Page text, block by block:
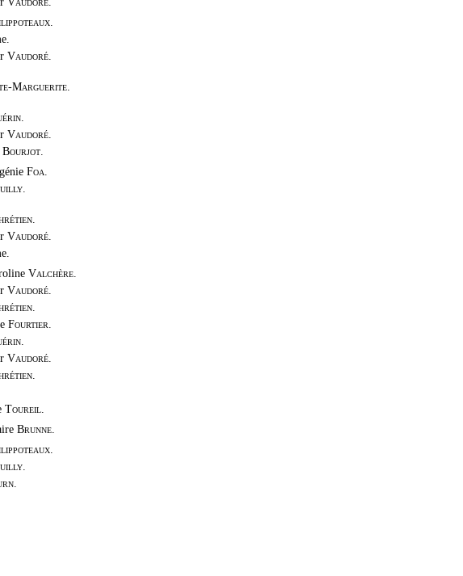
.
Vaudoré.
Marguerite.
.
Vaudoré.
Bourjot.
Foa
.
.
Vaudoré.
Valchère.
Vaudoré.
.
Fourtier
.
Vaudoré.
.
Toureil.
Brunne.
.
.
.